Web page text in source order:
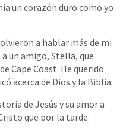
un corazón duro como yo
a hablar más de mi
un amigo, Stella, que
Cape Coast. He querido
acerca de Dios y la Biblia.
de Jesús y su amor a
que por la tarde.